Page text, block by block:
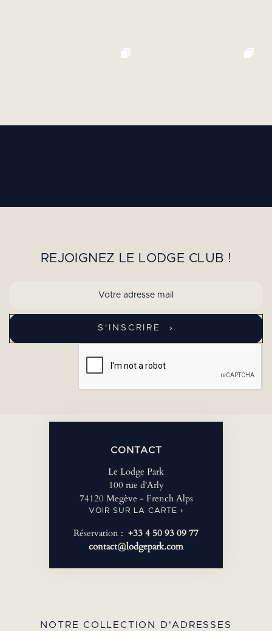
REJOIGNEZ LE LODGE CLUB !
CONTACT
Le Lodge Park
100 rue d'Arly
74120 Megève - French Alps
VOIR SUR LA CARTE ›
Réservation : +33 4 50 93 09 77
contact@lodgepark.com
NOTRE COLLECTION D'ADRESSES